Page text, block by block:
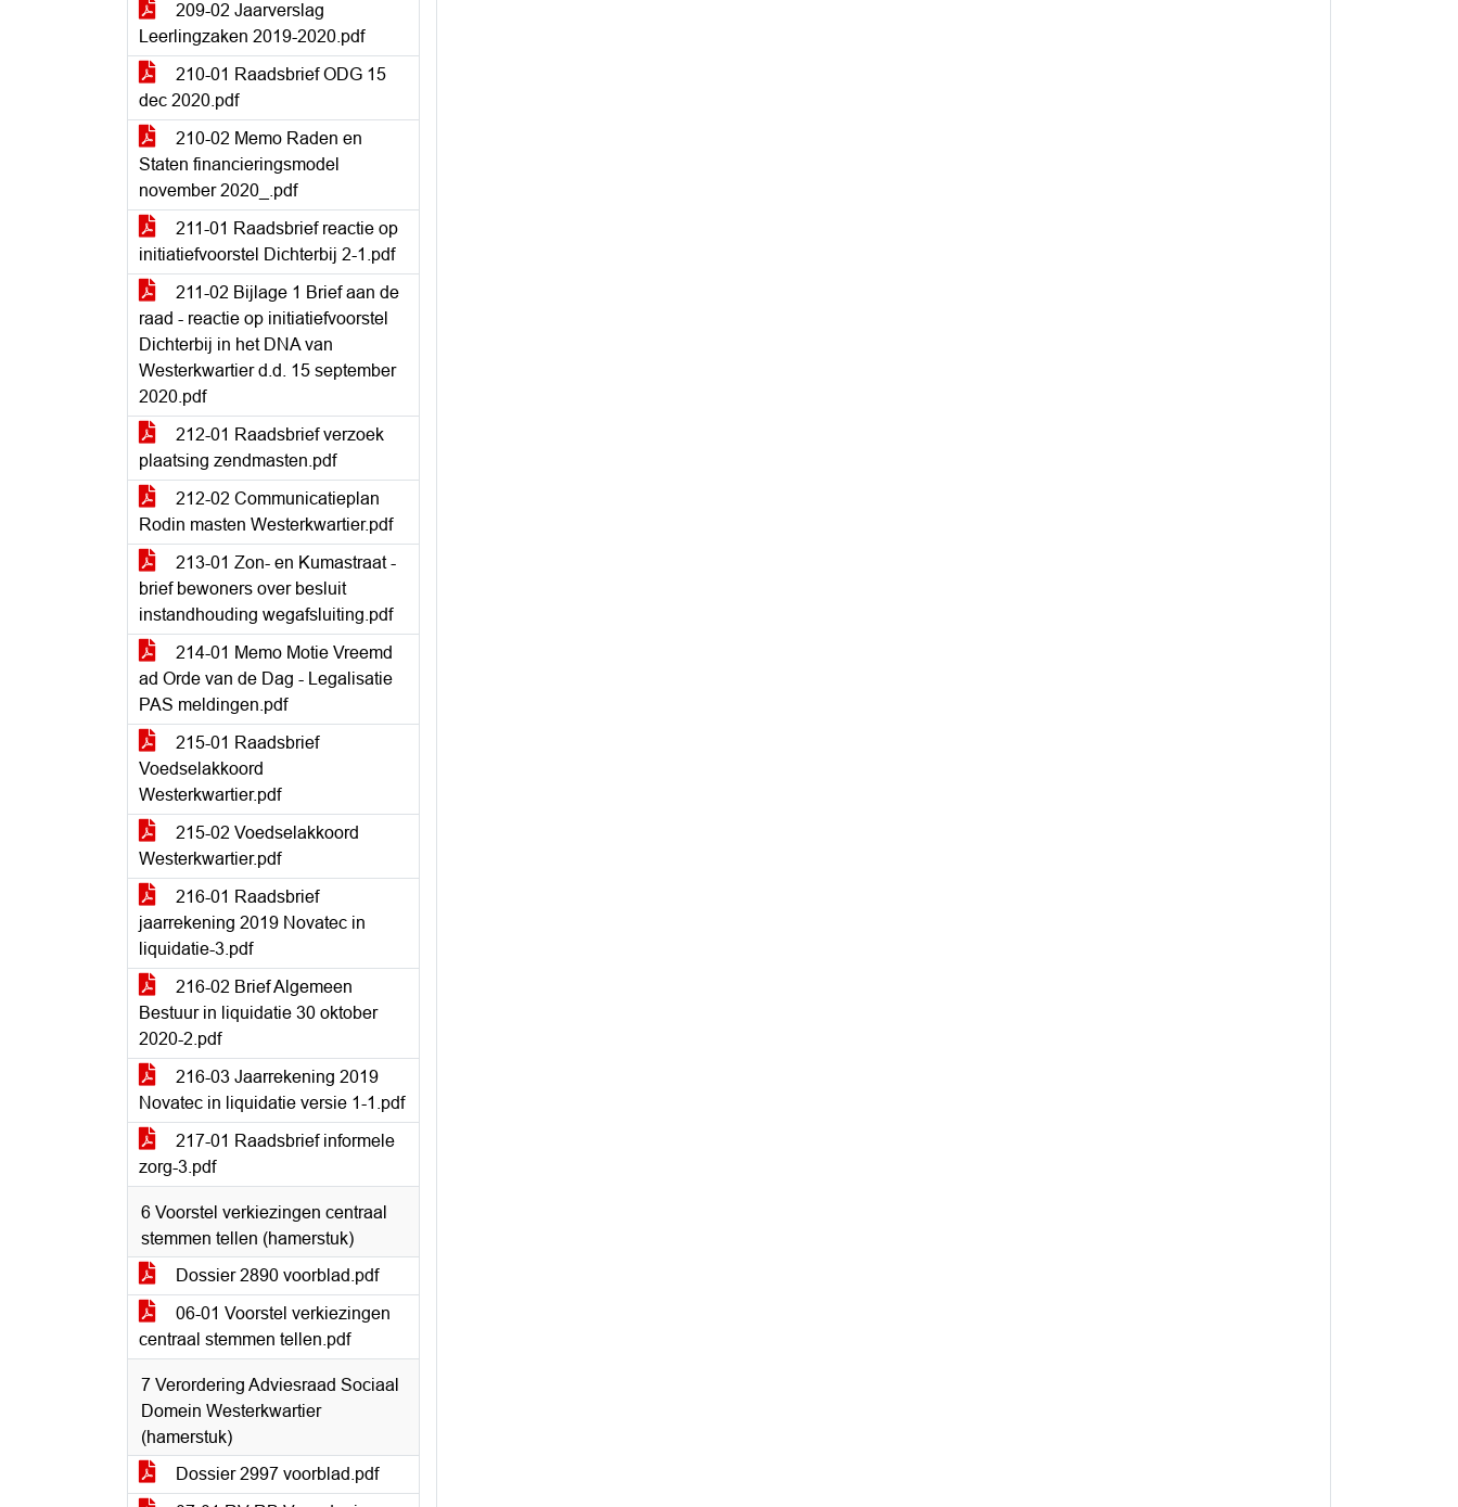
209-02 Jaarverslag
Leerlingzaken 2019-2020.pdf
210-01 Raadsbrief ODG 15
dec 2020.pdf
210-02 Memo Raden en
Staten financieringsmodel
november 2020_.pdf
211-01 Raadsbrief reactie op
initiatiefvoorstel Dichterbij 2-1.pdf
211-02 Bijlage 1 Brief aan de
raad - reactie op initiatiefvoorstel
Dichterbij in het DNA van
Westerkwartier d.d. 15 september
2020.pdf
212-01 Raadsbrief verzoek
plaatsing zendmasten.pdf
212-02 Communicatieplan
Rodin masten Westerkwartier.pdf
213-01 Zon- en Kumastraat -
brief bewoners over besluit
instandhouding wegafsluiting.pdf
214-01 Memo Motie Vreemd
ad Orde van de Dag - Legalisatie
PAS meldingen.pdf
215-01 Raadsbrief
Voedselakkoord
Westerkwartier.pdf
215-02 Voedselakkoord
Westerkwartier.pdf
216-01 Raadsbrief
jaarrekening 2019 Novatec in
liquidatie-3.pdf
216-02 Brief Algemeen
Bestuur in liquidatie 30 oktober
2020-2.pdf
216-03 Jaarrekening 2019
Novatec in liquidatie versie 1-1.pdf
217-01 Raadsbrief informele
zorg-3.pdf
6 Voorstel verkiezingen centraal
stemmen tellen (hamerstuk)
Dossier 2890 voorblad.pdf
06-01 Voorstel verkiezingen
centraal stemmen tellen.pdf
7 Verordering Adviesraad Sociaal
Domein Westerkwartier
(hamerstuk)
Dossier 2997 voorblad.pdf